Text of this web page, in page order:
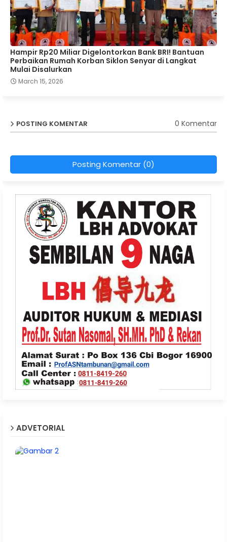
Hampir Rp20 Miliar Digelontorkan Bank BRI! Bantuan
Perbaikan Rumah Korban Siklon Senyar di Langkat
Mulai Disalurkan
March 15, 2026
POSTING KOMENTAR 0 Komentar
Posting Komentar (0)
ADVETORIAL